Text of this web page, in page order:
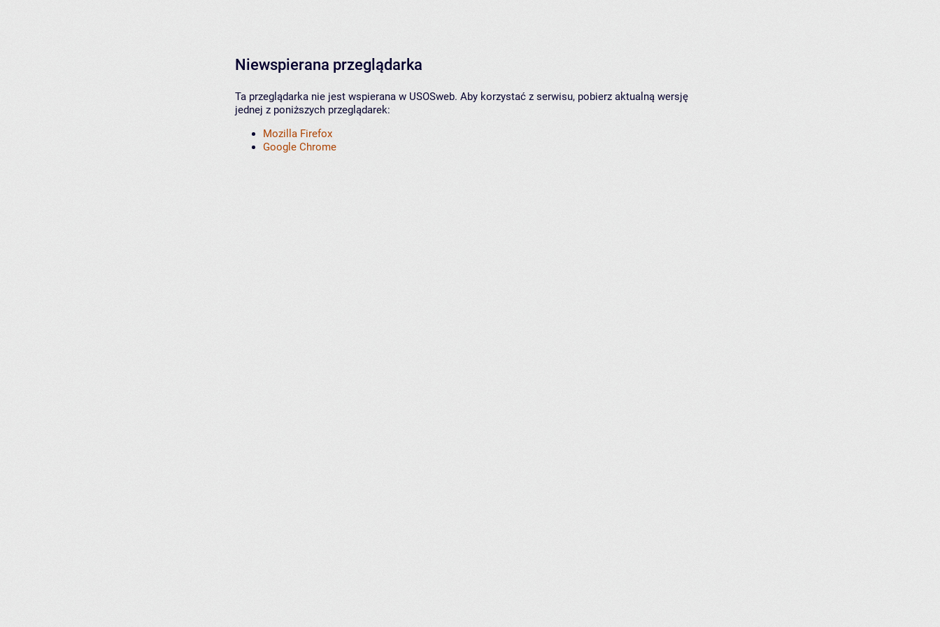
Niewspierana przeglądarka
Ta przeglądarka nie jest wspierana w USOSweb. Aby korzystać z serwisu, pobierz aktualną wersję
jednej z poniższych przeglądarek:
Mozilla Firefox
Google Chrome